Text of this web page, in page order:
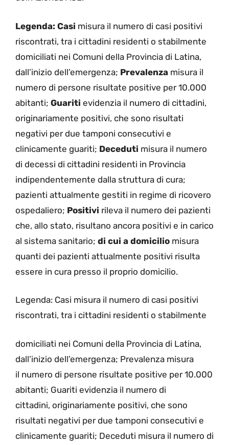
Legenda: Casi misura il numero di casi positivi
riscontrati, tra i cittadini residenti o stabilmente
domiciliati nei Comuni della Provincia di Latina,
dall’inizio dell’emergenza; Prevalenza misura il
numero di persone risultate positive per 10.000
abitanti; Guariti evidenzia il numero di cittadini,
originariamente positivi, che sono risultati
negativi per due tamponi consecutivi e
clinicamente guariti; Deceduti misura il numero
di decessi di cittadini residenti in Provincia
indipendentemente dalla struttura di cura;
pazienti attualmente gestiti in regime di ricovero
ospedaliero; Positivi rileva il numero dei pazienti
che, allo stato, risultano ancora positivi e in carico
al sistema sanitario; di cui a domicilio misura
quanti dei pazienti attualmente positivi risulta
essere in cura presso il proprio domicilio.
Legenda: Casi misura il numero di casi positivi
riscontrati, tra i cittadini residenti o stabilmente
domiciliati nei Comuni della Provincia di Latina,
dall’inizio dell’emergenza; Prevalenza misura
il numero di persone risultate positive per 10.000
abitanti; Guariti evidenzia il numero di
cittadini, originariamente positivi, che sono
risultati negativi per due tamponi consecutivi e
clinicamente guariti; Deceduti misura il numero di